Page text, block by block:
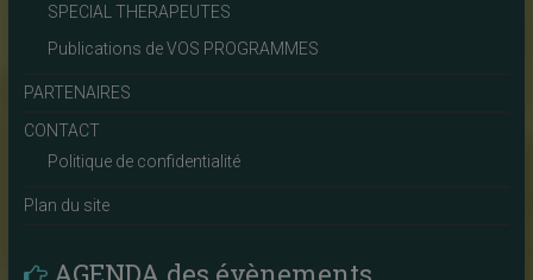
SPECIAL THERAPEUTES
Publications de VOS PROGRAMMES
PARTENAIRES
CONTACT
Politique de confidentialité
Plan du site